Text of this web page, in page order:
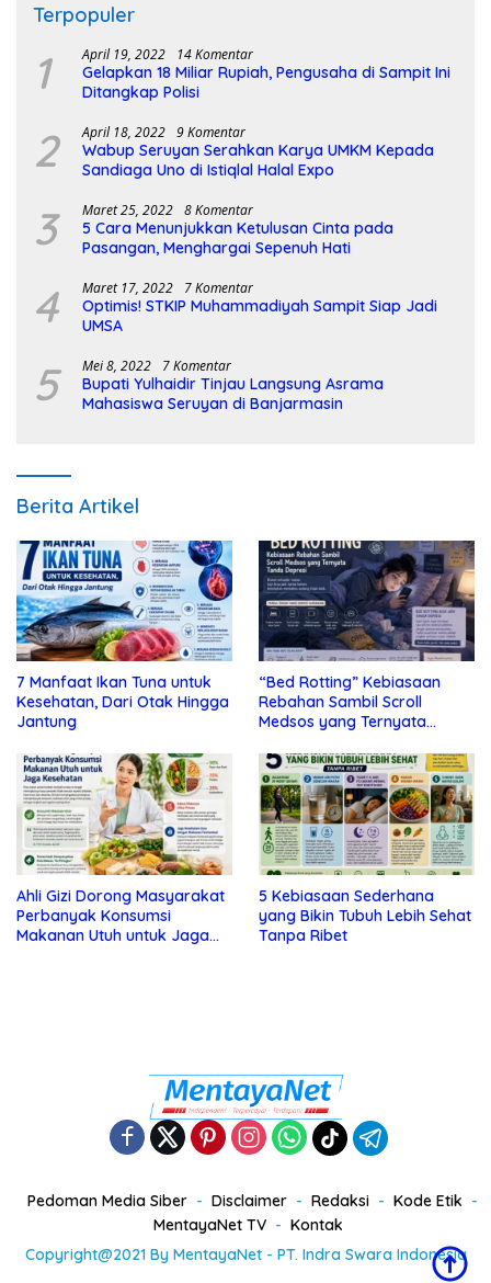
Terpopuler
1 April 19, 2022 14 Komentar
Gelapkan 18 Miliar Rupiah, Pengusaha di Sampit Ini
Ditangkap Polisi
2 April 18, 2022 9 Komentar
Wabup Seruyan Serahkan Karya UMKM Kepada
Sandiaga Uno di Istiqlal Halal Expo
3 Maret 25, 2022 8 Komentar
5 Cara Menunjukkan Ketulusan Cinta pada
Pasangan, Menghargai Sepenuh Hati
4 Maret 17, 2022 7 Komentar
Optimis! STKIP Muhammadiyah Sampit Siap Jadi
UMSA
5 Mei 8, 2022 7 Komentar
Bupati Yulhaidir Tinjau Langsung Asrama
Mahasiswa Seruyan di Banjarmasin
Berita Artikel
7 Manfaat Ikan Tuna untuk
Kesehatan, Dari Otak Hingga
Jantung
“Bed Rotting” Kebiasaan
Rebahan Sambil Scroll
Medsos yang Ternyata
Ahli Gizi Dorong Masyarakat
Perbanyak Konsumsi
Makanan Utuh untuk Jaga
5 Kebiasaan Sederhana
yang Bikin Tubuh Lebih Sehat
Tanpa Ribet
Pedoman Media Siber Disclaimer Redaksi
Kode Etik
MentayaNet TV
Kontak
Copyright@2021 By MentayaNet - PT. Indra Swara Indonesia